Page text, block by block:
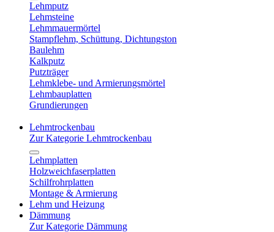
Lehmputz
Lehmsteine
Lehmmauermörtel
Stampflehm, Schüttung, Dichtungston
Baulehm
Kalkputz
Putzträger
Lehmklebe- und Armierungsmörtel
Lehmbauplatten
Grundierungen
Lehmtrockenbau
Zur Kategorie Lehmtrockenbau
Lehmplatten
Holzweichfaserplatten
Schilfrohrplatten
Montage & Armierung
Lehm und Heizung
Dämmung
Zur Kategorie Dämmung